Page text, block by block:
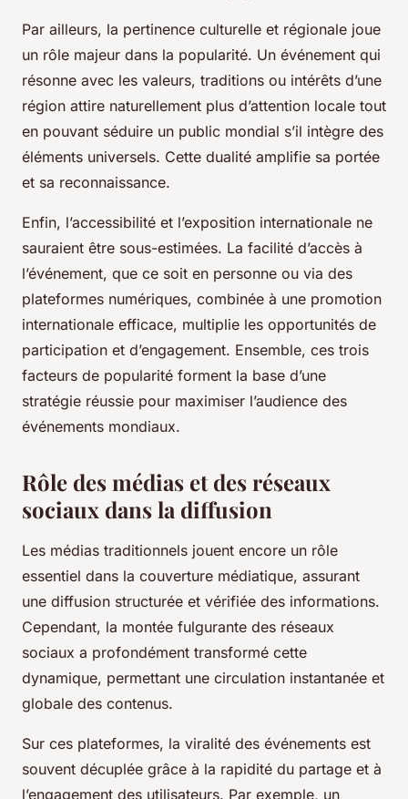
Par ailleurs, la pertinence culturelle et régionale joue
un rôle majeur dans la popularité. Un événement qui
résonne avec les valeurs, traditions ou intérêts d’une
région attire naturellement plus d’attention locale tout
en pouvant séduire un public mondial s’il intègre des
éléments universels. Cette dualité amplifie sa portée
et sa reconnaissance.
Enfin, l’accessibilité et l’exposition internationale ne
sauraient être sous-estimées. La facilité d’accès à
l’événement, que ce soit en personne ou via des
plateformes numériques, combinée à une promotion
internationale efficace, multiplie les opportunités de
participation et d’engagement. Ensemble, ces trois
facteurs de popularité forment la base d’une
stratégie réussie pour maximiser l’audience des
événements mondiaux.
Rôle des médias et des réseaux
sociaux dans la diffusion
Les médias traditionnels jouent encore un rôle
essentiel dans la couverture médiatique, assurant
une diffusion structurée et vérifiée des informations.
Cependant, la montée fulgurante des réseaux
sociaux a profondément transformé cette
dynamique, permettant une circulation instantanée et
globale des contenus.
Sur ces plateformes, la viralité des événements est
souvent décuplée grâce à la rapidité du partage et à
l’engagement des utilisateurs. Par exemple, un